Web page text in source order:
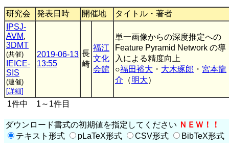
研究会 発表日時 開催地
タイトル・著者
IPSJ-
AVM,
3DMT
(共催)
IEICE-
SIS
(連催)
[詳細]
2019-06-13
13:55
長
崎
福江
文化
会館
単一画像からの深度推定への
Feature Pyramid Network の導
入による精度向上
○福田裕大 ・ 大木琢郎 ・ 宮本龍
介 （明大）
1件中 1～1件目
ダウンロード書式の初期値を指定してください ＮＥＷ！！
テキスト形式
pLaTeX形式 CSV形式 BibTeX形式